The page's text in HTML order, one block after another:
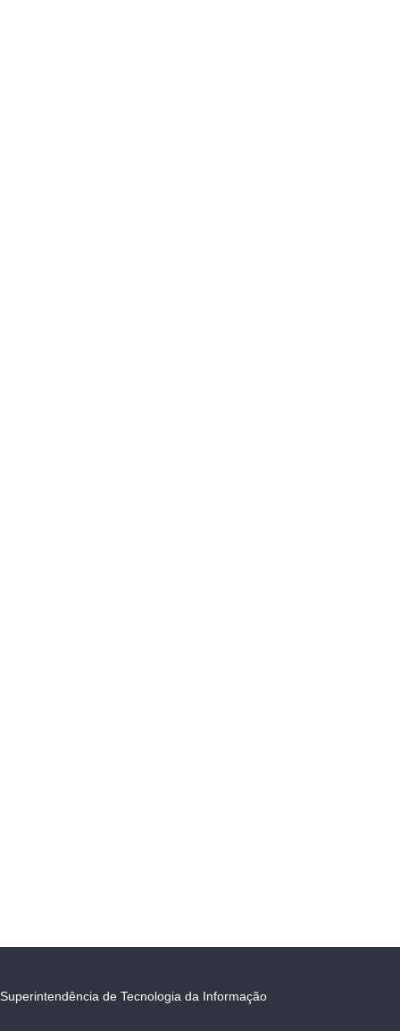
Superintendência de Tecnologia da Informação